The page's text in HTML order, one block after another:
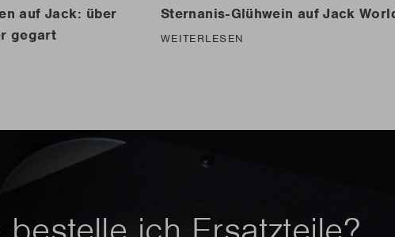
auf Jack: über
gegart
Sternanis-Glühwein auf Jack
WEITERLESEN